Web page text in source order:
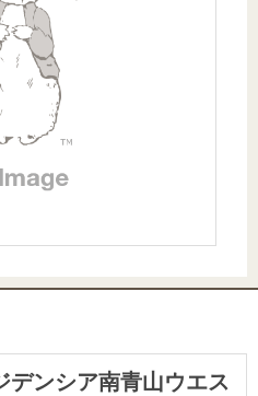
ー
ュ
ョ
イ
デンシア南青山ウエス